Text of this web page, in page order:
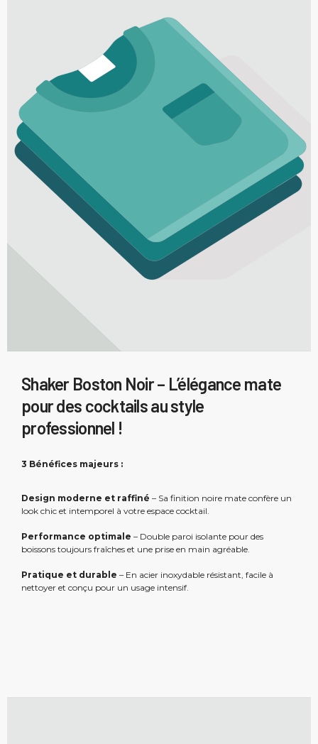
Shaker Boston Noir – L’élégance mate
pour des cocktails au style
professionnel !
3 Bénéfices majeurs :
Design moderne et raffiné – Sa finition noire mate confère un
look chic et intemporel à votre espace cocktail.
Performance optimale – Double paroi isolante pour des
boissons toujours fraîches et une prise en main agréable.
Pratique et durable – En acier inoxydable résistant, facile à
nettoyer et conçu pour un usage intensif.